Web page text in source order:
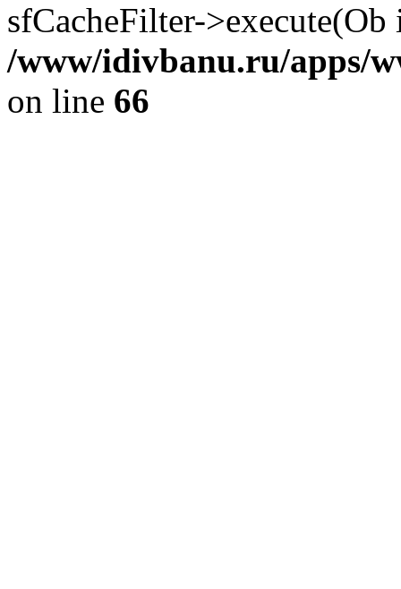
sfCacheFilter->execute(Ob
/www/idivbanu.ru/apps/
on line 66